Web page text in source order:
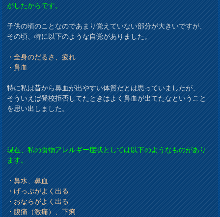
がしたからです。
子供の頃のことなのであまり覚えていない部分が大きいですが、
その頃、特に以下のような自覚がありました。
・全身のだるさ、疲れ
・鼻血
特に私は昔から鼻血が出やすい体質だとは思っていましたが、
そういえば登校拒否してたときはよく鼻血が出てたなということ
を思い出しました。
現在、私の食物アレルギー症状としては以下のようなものがあり
ます。
・鼻水、鼻血
・げっぷがよく出る
・おならがよく出る
・腹痛（激痛）、下痢